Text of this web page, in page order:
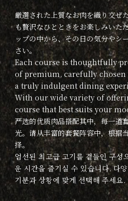
厳選された上質なお肉を織り交ぜ
も贅沢なひとときをお楽しみいた
ップの中から、その日の気分やシ
さい。
Each course is thoughtfully
of premium, carefully chosen
a truly indulgent dining
With our wide variety of
course that best suits your
严选的优质肉品搭配其中，每一道
光。请从丰富的套餐阵容中，根据
择。
엄선된 최고급 고기를 곁들인 구성
운 시간을 즐기실 수 있습니다. 다
기분과 상황에 맞게 선택해 주세요.